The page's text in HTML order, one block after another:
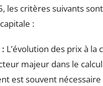
les critères suivants sont
:
L’évolution des prix à la
majeur dans le calcul
est souvent